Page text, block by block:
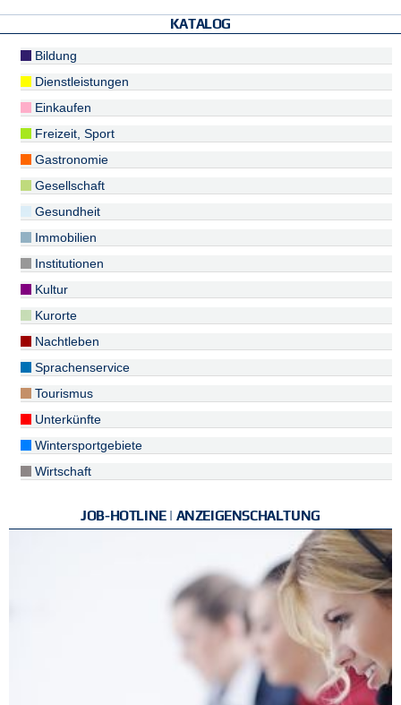
KATALOG
Bildung
Dienstleistungen
Einkaufen
Freizeit, Sport
Gastronomie
Gesellschaft
Gesundheit
Immobilien
Institutionen
Kultur
Kurorte
Nachtleben
Sprachenservice
Tourismus
Unterkünfte
Wintersportgebiete
Wirtschaft
JOB-HOTLINE | ANZEIGENSCHALTUNG